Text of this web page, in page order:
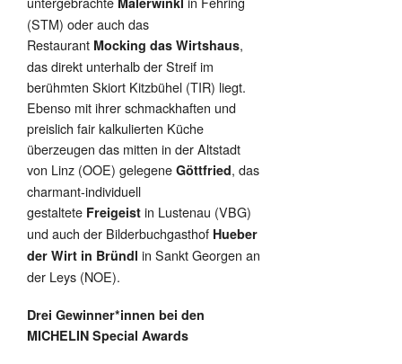
(STM) oder auch das
Restaurant Mocking das Wirtshaus,
das direkt unterhalb der Streif im
berühmten Skiort Kitzbühel (TIR) liegt.
Ebenso mit ihrer schmackhaften und
preislich fair kalkulierten Küche
überzeugen das mitten in der Altstadt
von Linz (OOE) gelegene Göttfried, das
charmant-individuell
gestaltete Freigeist in Lustenau (VBG)
und auch der Bilderbuchgasthof Hueber
der Wirt in Bründl in Sankt Georgen an
der Leys (NOE).
Drei Gewinner*innen bei den
MICHELIN Special Awards